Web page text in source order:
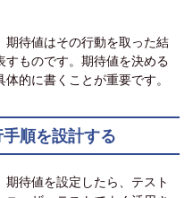
期待値はその行動を取った結
ものです。期待値を決める
的に書くことが重要です。
順を設計する
待値を設定したら、テスト